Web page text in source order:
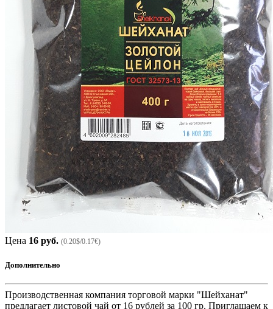
Цена 16 руб. (0.20$/0.17€)
Дополнительно
Производственная компания торговой марки "Шейханат"
предлагает листовой чай от 16 рублей за 100 гр. Приглашаем к